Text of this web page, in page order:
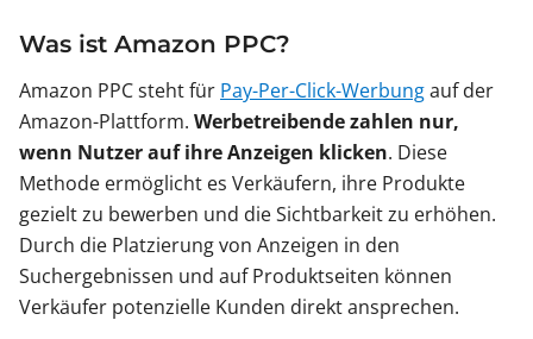
Was ist Amazon PPC?
Amazon PPC steht für Pay-Per-Click-Werbungauf der
Amazon-Plattform. Werbetreibende zahlen nur,
wenn Nutzer auf ihre Anzeigen klicken. Diese
Methode ermöglicht es Verkäufern, ihre Produkte
gezielt zu bewerben und die Sichtbarkeit zu erhöhen.
Durch die Platzierung von Anzeigen in den
Suchergebnissen und auf Produktseiten können
Verkäufer potenzielle Kunden direkt ansprechen.